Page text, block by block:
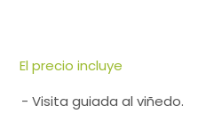
El precio incluye
- Visita guiada al viñedo.